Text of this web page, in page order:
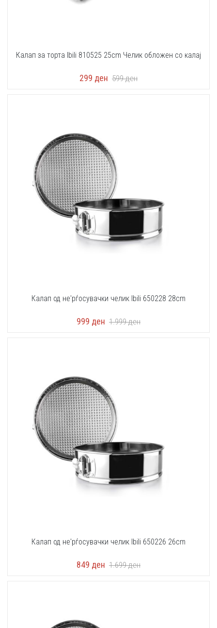
Калап за торта Ibili 810525 25cm Челик обложен со калај
299 ден 599ден
Калап од не'рѓосувачки челик Ibili 650228 28cm
999 ден 1.999ден
Калап од не'рѓосувачки челик Ibili 650226 26cm
849 ден 1.699ден